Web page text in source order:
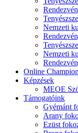
Nemzeti
Nemzeti
Online Champion
Képzések
MEOE
Támogatóink
Gyémánt
Arany
Ezüst